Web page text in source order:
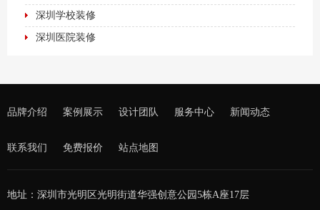
深圳学校装修
深圳医院装修
品牌介绍 案例展示 设计团队 服务中心 新闻动态
联系我们 免费报价 站点地图
地址：深圳市光明区光明街道华强创意公园5栋A座17层